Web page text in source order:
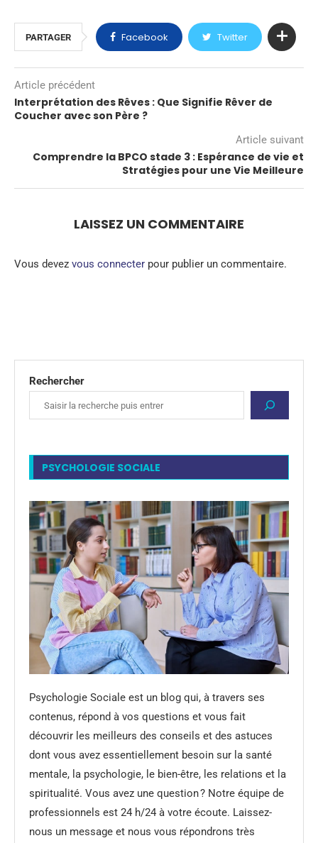
PARTAGER Facebook Twitter
Article précédent
Interprétation des Rêves : Que Signifie Rêver de
Coucher avec son Père ?
Article suivant
Comprendre la BPCO stade 3 : Espérance de vie et
Stratégies pour une Vie Meilleure
LAISSEZ UN COMMENTAIRE
Vous devez vous connecter pour publier un commentaire.
Rechercher
PSYCHOLOGIE SOCIALE
Psychologie Sociale est un blog qui, à travers ses
contenus, répond à vos questions et vous fait
découvrir les meilleurs des conseils et des astuces
dont vous avez essentiellement besoin sur la santé
mentale, la psychologie, le bien-être, les relations et la
spiritualité. Vous avez une question ? Notre équipe de
professionnels est 24 h/24 à votre écoute. Laissez-
nous un message et nous vous répondrons très